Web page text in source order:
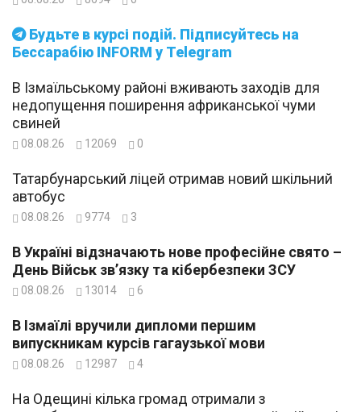
Будьте в курсі подій. Підписуйтесь на
Бессарабію INFORM у Telegram
В Ізмаїльському районі вживають заходів для
недопущення поширення африканської чуми
свиней
08.08.26 12069 0
Татарбунарський ліцей отримав новий шкільний
автобус
08.08.26 9774 3
В Україні відзначають нове професійне свято –
День Військ зв’язку та кібербезпеки ЗСУ
08.08.26 13014 6
В Ізмаїлі вручили дипломи першим
випускникам курсів гагаузької мови
08.08.26 12987 4
На Одещині кілька громад отримали з